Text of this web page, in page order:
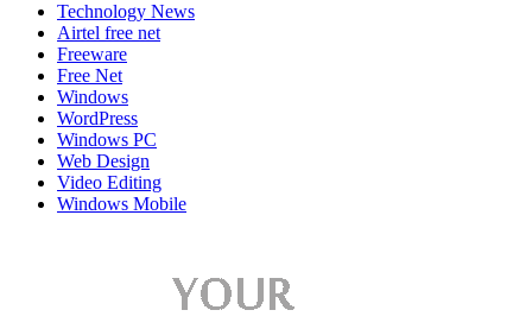
Technology News
Airtel free net
Freeware
Free Net
Windows
WordPress
Windows PC
Web Design
Video Editing
Windows Mobile